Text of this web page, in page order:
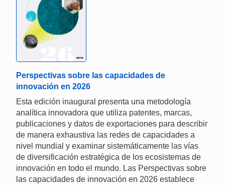
Perspectivas sobre las capacidades de
innovación en 2026
Esta edición inaugural presenta una metodología
analítica innovadora que utiliza patentes, marcas,
publicaciones y datos de exportaciones para describir
de manera exhaustiva las redes de capacidades a
nivel mundial y examinar sistemáticamente las vías
de diversificación estratégica de los ecosistemas de
innovación en todo el mundo. Las Perspectivas sobre
las capacidades de innovación en 2026 establece